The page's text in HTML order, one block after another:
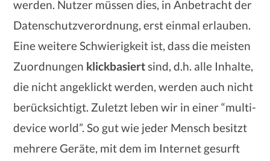
werden. Nutzer müssen dies, in Anbetracht der
Datenschutzverordnung, erst einmal erlauben.
Eine weitere Schwierigkeit ist, dass die meisten
Zuordnungen klickbasiertsind, d.h. alle Inhalte,
die nicht angeklickt werden, werden auch nicht
berücksichtigt. Zuletzt leben wir in einer “multi-
device world”. So gut wie jeder Mensch besitzt
mehrere Geräte, mit dem im Internet gesurft